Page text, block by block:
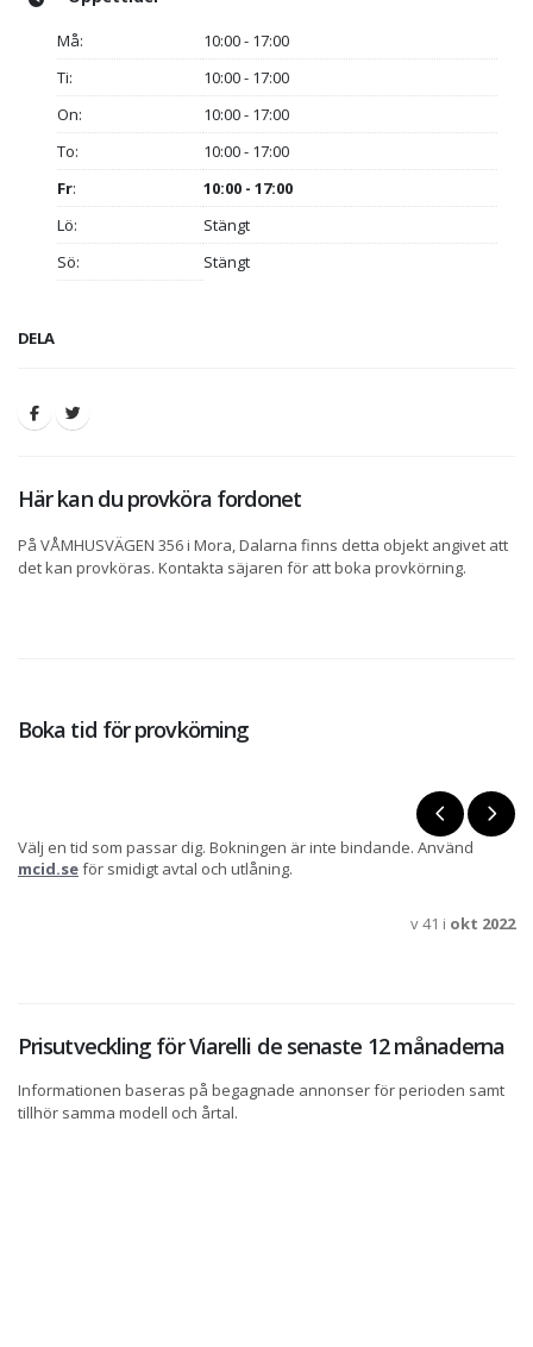
Må:
10:00 - 17:00
Ti:
10:00 - 17:00
On:
10:00 - 17:00
To:
10:00 - 17:00
Fr:
10:00 - 17:00
Lö:
Stängt
Sö:
Stängt
DELA
Här kan du provköra fordonet
På VÅMHUSVÄGEN 356 i Mora, Dalarna finns detta objekt angivet att
det kan provköras. Kontakta säjaren för att boka provkörning.
Boka tid för provkörning
Välj en tid som passar dig. Bokningen är inte bindande. Använd
mcid.seför smidigt avtal och utlåning.
v 41 i okt 2022
Prisutveckling för Viarelli de senaste 12 månaderna
Informationen baseras på begagnade annonser för perioden samt
tillhör samma modell och årtal.